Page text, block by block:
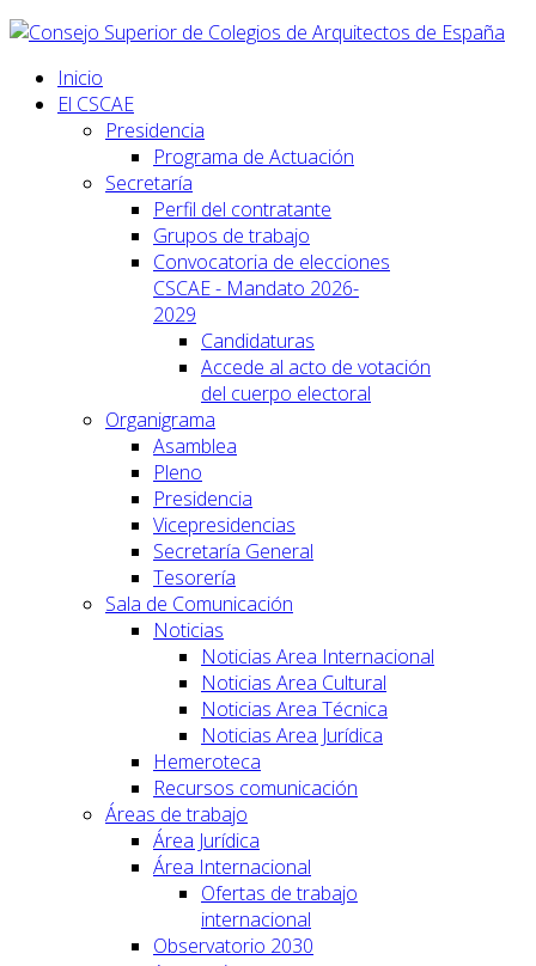
Inicio
El CSCAE
Presidencia
Programa de Actuación
Secretaría
Perfil del contratante
Grupos de trabajo
Convocatoria de elecciones
CSCAE - Mandato 2026-
2029
Candidaturas
Accede al acto de votación
del cuerpo electoral
Organigrama
Asamblea
Pleno
Presidencia
Vicepresidencias
Secretaría General
Tesorería
Sala de Comunicación
Noticias
Noticias Area Internacional
Noticias Area Cultural
Noticias Area Técnica
Noticias Area Jurídica
Hemeroteca
Recursos comunicación
Áreas de trabajo
Área Jurídica
Área Internacional
Ofertas de trabajo
internacional
Observatorio 2030